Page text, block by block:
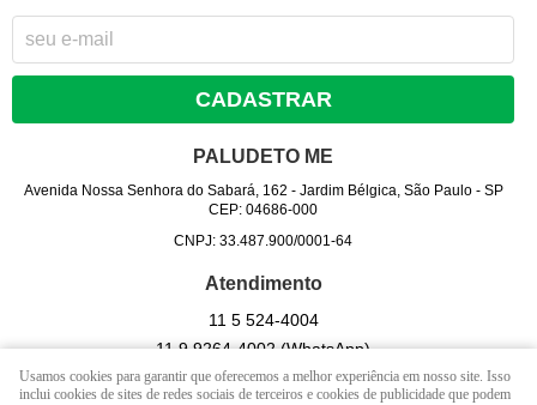
CADASTRAR
PALUDETO ME
Avenida Nossa Senhora do Sabará, 162 - Jardim Bélgica, São Paulo- SP
CEP: 04686-000
CNPJ: 33.487.900/0001-64
Atendimento
11 5524-4004
11 99264-4002(WhatsApp)
Seg - Sex 09hrs às 17 hrs. / Sab - 09 hrs às 13 hrs. (exceto
Usamos cookies para garantir que oferecemos a melhor experiência em nosso site. Isso
inclui cookies de sites de redes sociais de terceiros e cookies de publicidade que podem